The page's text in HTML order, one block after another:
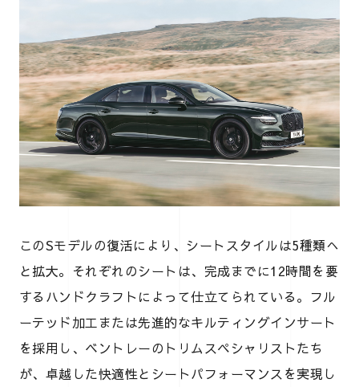
このSモデルの復活により、シートスタイルは5種類へ
と拡大。それぞれのシートは、完成までに12時間を要
するハンドクラフトによって仕立てられている。フル
ーテッド加工または先進的なキルティングインサート
を採用し、ベントレーのトリムスペシャリストたち
が、卓越した快適性とシートパフォーマンスを実現し